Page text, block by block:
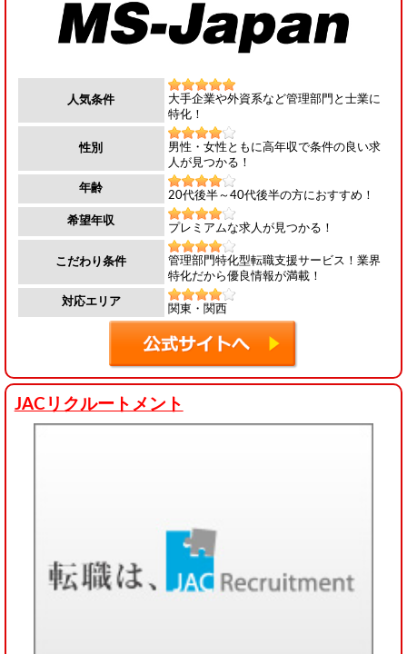
人気条件
大手企業や外資系など管理部門と士業に
特化！
性別
男性・女性ともに高年収で条件の良い求
人が見つかる！
年齢
20代後半～40代後半の方におすすめ！
希望年収
プレミアムな求人が見つかる！
こだわり条件
管理部門特化型転職支援サービス！業界
特化だから優良情報が満載！
対応エリア
関東・関西
JACリクルートメント